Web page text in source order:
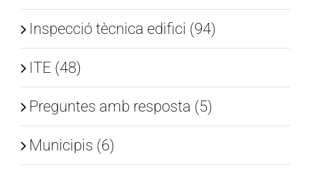
Inspecció tècnica edifici (94)
ITE (48)
Preguntes amb resposta (5)
Municipis (6)